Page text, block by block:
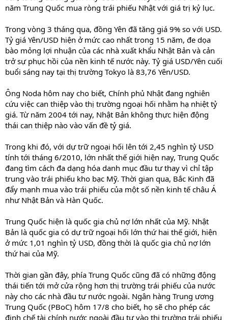
năm Trung Quốc mua ròng trái phiếu Nhật với giá trị kỷ lục.
Trong vòng 3 tháng qua, đồng Yên đã tăng giá 9% so với USD.
Tỷ giá Yên/USD hiện ở mức cao nhất trong 15 năm, đe dọa
bào mỏng lợi nhuận của các nhà xuất khẩu Nhật Bản và cản
trở sự phục hồi của nền kinh tế nước này. Tỷ giá USD/Yên cuối
buổi sáng nay tại thị trường Tokyo là 83,76 Yên/USD.
Ông Noda hôm nay cho biết, Chính phủ Nhật đang nghiên
cứu việc can thiệp vào thị trường ngoại hối nhằm hạ nhiệt tỷ
giá. Từ năm 2004 tới nay, Nhật Bản không thực hiện động
thái can thiệp nào vào vấn đề tỷ giá.
Trong khi đó, với dự trữ ngoại hối lên tới 2,45 nghìn tỷ USD
tính tới tháng 6/2010, lớn nhất thế giới hiện nay, Trung Quốc
đang tìm cách đa dạng hóa danh mục đầu tư thay vì chỉ tập
trung vào trái phiếu kho bạc Mỹ. Thời gian qua, Bắc Kinh đã
đẩy mạnh mua vào trái phiếu của một số nền kinh tế châu Á
như Nhật Bản và Hàn Quốc.
Trung Quốc hiện là quốc gia chủ nợ lớn nhất của Mỹ. Nhật
Bản là quốc gia có dự trữ ngoại hối lớn thứ hai thế giới, hiện
ở mức 1,01 nghìn tỷ USD, đồng thời là quốc gia chủ nợ lớn
thứ hai của Mỹ.
Thời gian gần đây, phía Trung Quốc cũng đã có những động
thái tiến tới mở cửa rộng hơn thị trường trái phiếu của nước
này cho các nhà đầu tư nước ngoài. Ngân hàng Trung ương
Trung Quốc (PBoC) hôm 17/8 cho biết, họ sẽ cho phép các
định chế tài chính nước ngoài đầu tư vào thị trường trái phiếu